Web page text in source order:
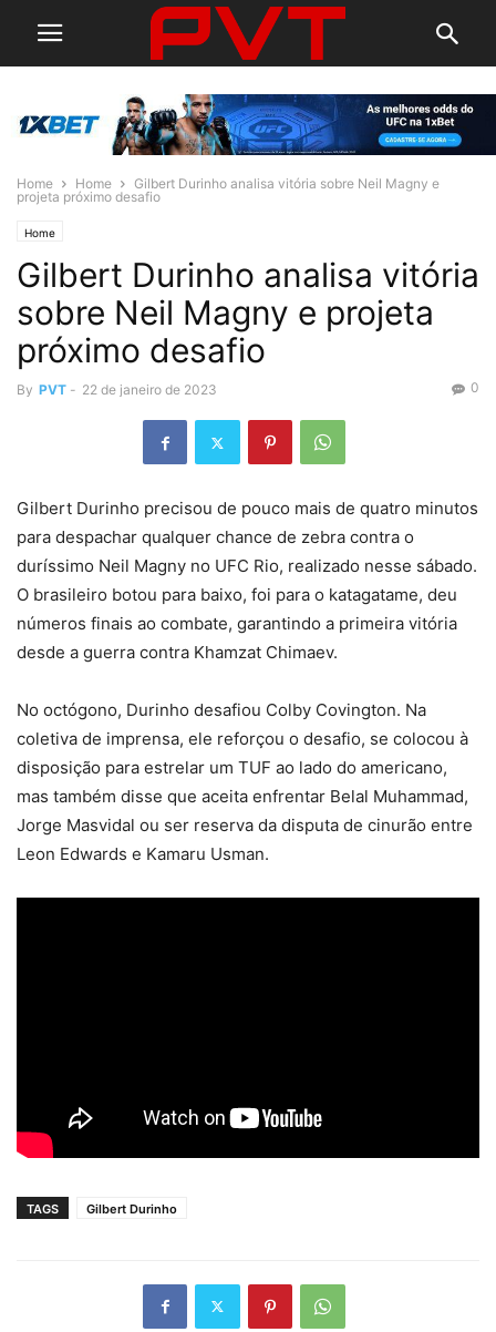
Home Home
Gilbert Durinho analisa vitória sobre Neil Magny e
projeta próximo desafio
Home
Gilbert Durinho analisa vitória
sobre Neil Magny e projeta
próximo desafio
By PVT - 22 de janeiro de 2023 0
Gilbert Durinho precisou de pouco mais de quatro minutos
para despachar qualquer chance de zebra contra o
duríssimo Neil Magny no UFC Rio, realizado nesse sábado.
O brasileiro botou para baixo, foi para o katagatame, deu
números finais ao combate, garantindo a primeira vitória
desde a guerra contra Khamzat Chimaev.
No octógono, Durinho desafiou Colby Covington. Na
coletiva de imprensa, ele reforçou o desafio, se colocou à
disposição para estrelar um TUF ao lado do americano,
mas também disse que aceita enfrentar Belal Muhammad,
Jorge Masvidal ou ser reserva da disputa de cinurão entre
Leon Edwards e Kamaru Usman.
TAGS Gilbert Durinho